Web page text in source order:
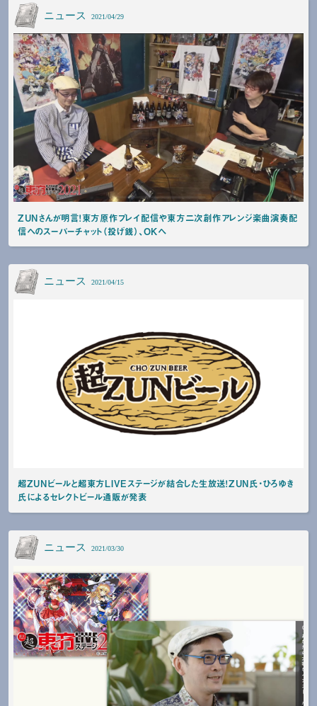
ニュース 2021/04/29
ZUNさんが明言！東方原作プレイ配信や東方二次創作アレンジ楽曲演奏配
信へのスーパーチャット（投げ銭）、OKへ
ニュース 2021/04/15
超ZUNビールと超東方LIVEステージが結合した生放送！ZUN氏・ひろゆき
氏によるセレクトビール通販が発表
ニュース 2021/03/30